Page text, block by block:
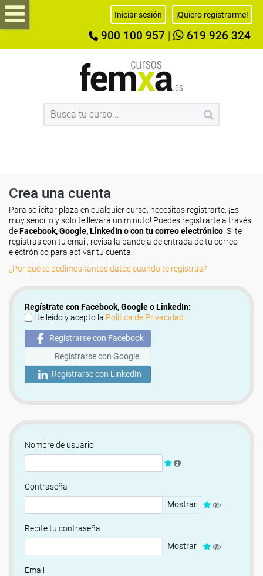
Iniciar sesión ¡Quiero registrarme!
900 100 957 619 926 324
Crea una cuenta
Para solicitar plaza en cualquier curso, necesitas registrarte. ¡Es
muy sencillo y sólo te llevará un minuto! Puedes registrarte a través
deFacebook, Google, LinkedIn o con tu correo electrónico . Si te
registras con tu email, revisa la bandeja de entrada de tu correo
electrónico para activar tu cuenta.
¿Por qué te pedimos tantos datos cuando te registras?
Regístrate con Facebook, Google o LinkedIn:
He leído y acepto la Política de Privacidad
Registrarse con Facebook
Registrarse con Google
Registrarse con LinkedIn
Nombre de usuario
Contraseña
Mostrar
Repite tu contraseña
Mostrar
Email